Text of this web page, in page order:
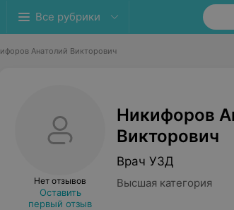
Все рубрики
Анатолий Викторович
Нет отзывов
Оставить
первый отзыв
Никифоров
Викторович
Врач УЗД
Высшая категория